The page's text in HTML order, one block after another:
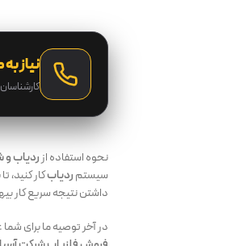
نیاز
نحوه استفاده ازردیاب و
سیستمردیابکار کنید،
داشتن نتیجه سریع کار
در آخر توصیه ما برای